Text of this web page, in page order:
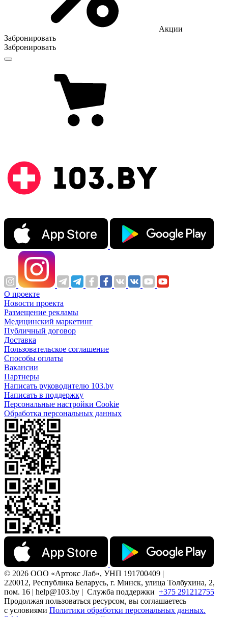
Акции
Забронировать
Забронировать
О проекте
Новости проекта
Размещение рекламы
Медицинский маркетинг
Публичный договор
Доставка
Пользовательское соглашение
Способы оплаты
Вакансии
Партнеры
Написать руководителю 103.by
Написать в поддержку
Персональные настройки Cookie
Обработка персональных данных
© 2026 ООО «Артокс Лаб», УНП 191700409 |
220012, Республика Беларусь, г. Минск, улица Толбухина, 2,
пом. 16 | help@103.by | Служба поддержки +375 291212755
Продолжая пользоваться ресурсом, вы соглашаетесь
с условиями Политики обработки персональных данных.